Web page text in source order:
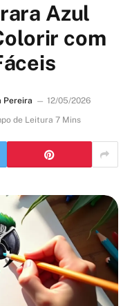
Azul
com
Pereira
12/05/2026
de Leitura 7 Mins